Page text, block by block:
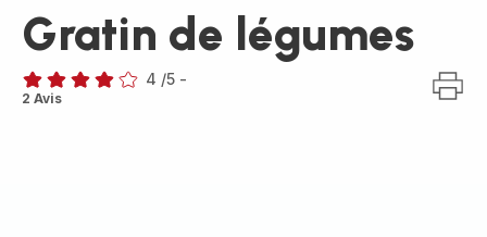
Gratin de légumes
Avis
4 /5 -
2 Avis